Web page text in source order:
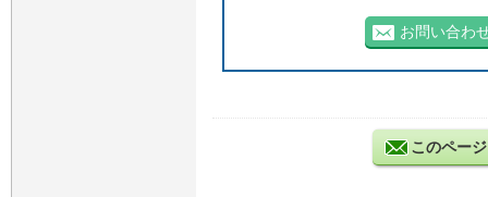
お問い合わ
このペー